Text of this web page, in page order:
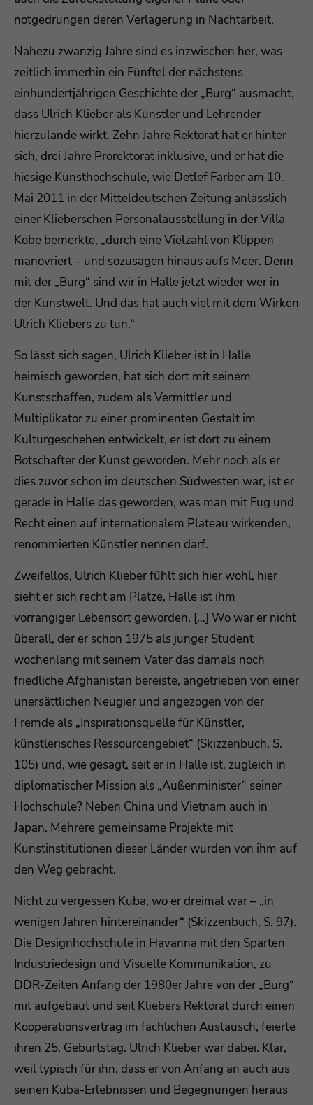
notgedrungen deren Verlagerung in Nachtarbeit.
Nahezu zwanzig Jahre sind es inzwischen her, was
zeitlich immerhin ein Fünftel der nächstens
einhundertjährigen Geschichte der „Burg“ ausmacht,
dass Ulrich Klieber als Künstler und Lehrender
hierzulande wirkt. Zehn Jahre Rektorat hat er hinter
sich, drei Jahre Prorektorat inklusive, und er hat die
hiesige Kunsthochschule, wie Detlef Färber am 10.
Mai 2011 in der Mitteldeutschen Zeitung anlässlich
einer Klieberschen Personalausstellung in der Villa
Kobe bemerkte, „durch eine Vielzahl von Klippen
manövriert – und sozusagen hinaus aufs Meer. Denn
mit der „Burg“ sind wir in Halle jetzt wieder wer in
der Kunstwelt. Und das hat auch viel mit dem Wirken
Ulrich Kliebers zu tun.“
So lässt sich sagen, Ulrich Klieber ist in Halle
heimisch geworden, hat sich dort mit seinem
Kunstschaffen, zudem als Vermittler und
Multiplikator zu einer prominenten Gestalt im
Kulturgeschehen entwickelt, er ist dort zu einem
Botschafter der Kunst geworden. Mehr noch als er
dies zuvor schon im deutschen Südwesten war, ist er
gerade in Halle das geworden, was man mit Fug und
Recht einen auf internationalem Plateau wirkenden,
renommierten Künstler nennen darf.
Zweifellos, Ulrich Klieber fühlt sich hier wohl, hier
sieht er sich recht am Platze, Halle ist ihm
vorrangiger Lebensort geworden. […] Wo war er nicht
überall, der er schon 1975 als junger Student
wochenlang mit seinem Vater das damals noch
friedliche Afghanistan bereiste, angetrieben von einer
unersättlichen Neugier und angezogen von der
Fremde als „Inspirationsquelle für Künstler,
künstlerisches Ressourcengebiet“ (Skizzenbuch, S.
105) und, wie gesagt, seit er in Halle ist, zugleich in
diplomatischer Mission als „Außenminister“ seiner
Hochschule? Neben China und Vietnam auch in
Japan. Mehrere gemeinsame Projekte mit
Kunstinstitutionen dieser Länder wurden von ihm auf
den Weg gebracht.
Nicht zu vergessen Kuba, wo er dreimal war – „in
wenigen Jahren hintereinander“ (Skizzenbuch, S. 97).
Die Designhochschule in Havanna mit den Sparten
Industriedesign und Visuelle Kommunikation, zu
DDR-Zeiten Anfang der 1980er Jahre von der „Burg“
mit aufgebaut und seit Kliebers Rektorat durch einen
Kooperationsvertrag im fachlichen Austausch, feierte
ihren 25. Geburtstag. Ulrich Klieber war dabei. Klar,
weil typisch für ihn, dass er von Anfang an auch aus
seinen Kuba-Erlebnissen und Begegnungen heraus